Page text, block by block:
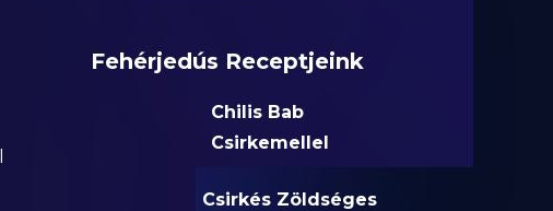
Fehérjedús Receptjeink
Chilis Bab
Csirkemellel
Csirkés Zöldséges